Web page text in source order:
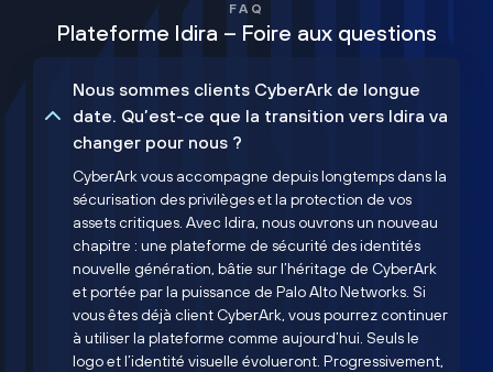
FAQ
Plateforme Idira – Foire aux questions
Nous sommes clients CyberArk de longue
date. Qu’est-ce que la transition vers Idira va
changer pour nous ?
CyberArk vous accompagne depuis longtemps dans la
sécurisation des privilèges et la protection de vos
assets critiques. Avec Idira, nous ouvrons un nouveau
chapitre : une plateforme de sécurité des identités
nouvelle génération, bâtie sur l’héritage de CyberArk
et portée par la puissance de Palo Alto Networks. Si
vous êtes déjà client CyberArk, vous pourrez continuer
à utiliser la plateforme comme aujourd’hui. Seuls le
logo et l’identité visuelle évolueront. Progressivement,